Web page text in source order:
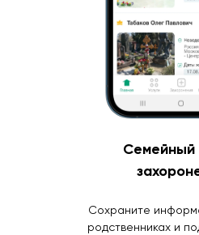
Семейный
Сохраните
родственниках и